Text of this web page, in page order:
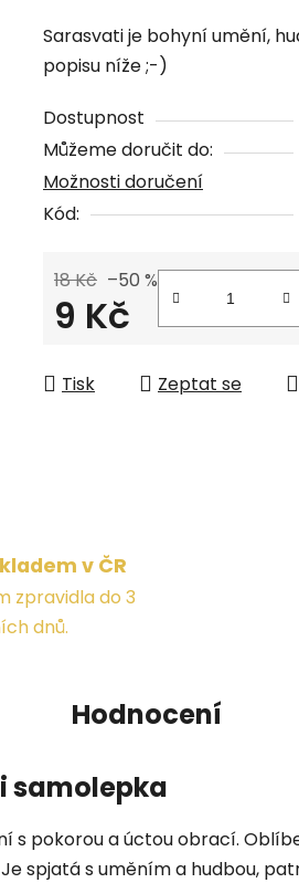
produktu
je
z
5
hvězdiček.
Sarasvati je bohyní umění,
popisu níže ;-)
Dostupnost
Můžeme doručit do:
Možnosti doručení
Kód:
18 Kč –50 %
9 Kč
Tisk Zeptat se
v ČR
zpravidla do 3
dnů.
Hodnocení
samolepka
s pokorou a úctou obrací.
spjatá s uměním a hudbou,